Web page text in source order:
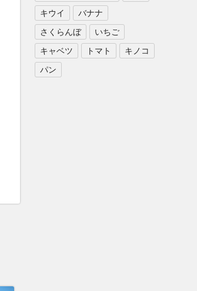
キウイ
バナナ
さくらんぼ
いちご
キャベツ
トマト
キノコ
パン